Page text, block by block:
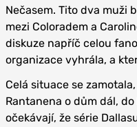
Nečasem. Tito dva muži
mezi Coloradem a
diskuze napříč celou
organizace vyhrála, a
Celá situace se
Rantanena o dům dál,
očekávají, že série